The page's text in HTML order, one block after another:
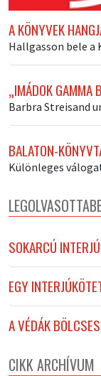
A KÖNYVEK
Hallgasson bele
„IMÁDOK GAMMA
Barbra Streisand
BALATON-
Különleges
SOKARCÚ
EGY
A VÉDÁK
CIKK ARCHÍVUM